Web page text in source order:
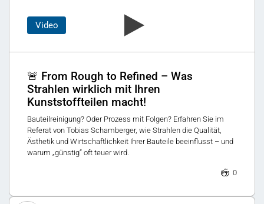
Video
🚨 From Rough to Refined – Was
Strahlen wirklich mit Ihren
Kunststoffteilen macht!
Bauteilreinigung? Oder Prozess mit Folgen? Erfahren Sie im
Referat von Tobias Schamberger, wie Strahlen die Qualität,
Ästhetik und Wirtschaftlichkeit Ihrer Bauteile beeinflusst – und
warum „günstig“ oft teuer wird.
0